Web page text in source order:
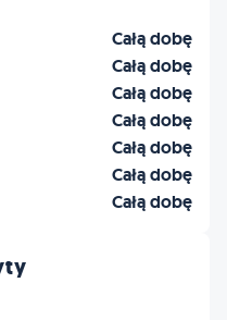
Całą dobę
Całą dobę
Całą dobę
Całą dobę
Całą dobę
Całą dobę
Całą dobę